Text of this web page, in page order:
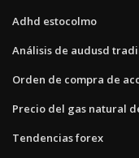
Adhd estocolmo
Análisis de audusd
Orden de compra de
Precio del gas natural
Tendencias forex